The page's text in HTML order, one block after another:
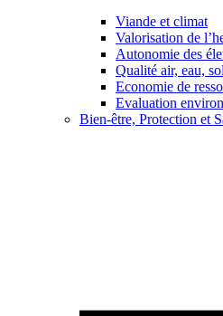
Viande et climat
Valorisation de
Autonomie des
Qualité air, eau,
Economie de
Evaluation
Bien-être, Protection et